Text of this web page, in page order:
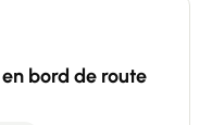
bord de route